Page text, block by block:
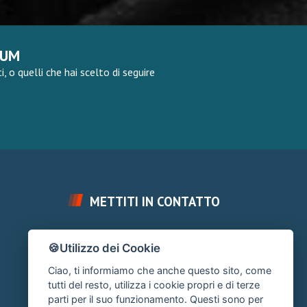
o quelli che hai scelto di seguire
METTITI IN CONTATTO
FAI UNA DOMANDA
Chiedi un Consiglio
SUPPORTO FORUM
Area Ticket
🍪Utilizzo dei Cookie
Ciao, ti informiamo che anche questo sito, come
tutti del resto, utilizza i cookie propri e di terze
parti per il suo funzionamento. Questi sono per